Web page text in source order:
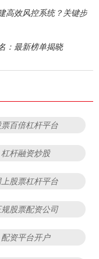
高效风控系统？关键步
：最新榜单揭晓
百倍杠杆平台
杠杆融资炒股
股票杠杆平台
规股票配资公司
配资平台开户